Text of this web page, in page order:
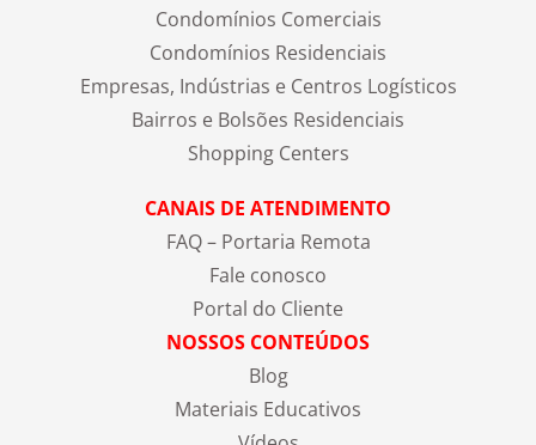
Condomínios Comerciais
Condomínios Residenciais
Empresas, Indústrias e Centros Logísticos
Bairros e Bolsões Residenciais
Shopping Centers
CANAIS DE ATENDIMENTO
FAQ – Portaria Remota
Fale conosco
Portal do Cliente
NOSSOS CONTEÚDOS
Blog
Materiais Educativos